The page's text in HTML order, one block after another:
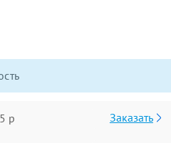
р Заказать